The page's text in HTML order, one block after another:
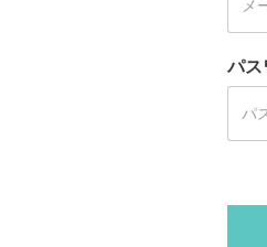
パス